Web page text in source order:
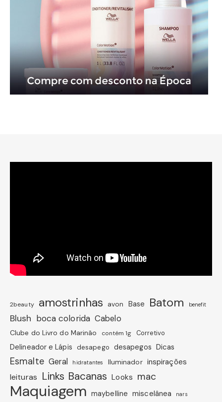
2beauty amostrinhas avon Base Batom benefit
Blush boca colorida Cabelo
Clube do Livro do Marinão contém 1g Corretivo
Delineador e Lápis desapego desapegos Dicas
Esmalte Geral hidratantes Iluminador inspirações
leituras Links Bacanas Looks mac
Maquiagem maybelline miscelânea nars